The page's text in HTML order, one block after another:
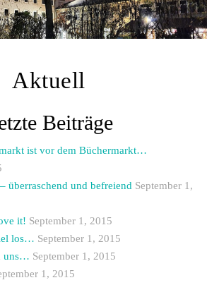
Aktuell
Beiträge
ist vor dem Büchermarkt…
überraschend und befreiend September 1,
it! September 1, 2015
los… September 1, 2015
uns… September 1, 2015
1, 2015